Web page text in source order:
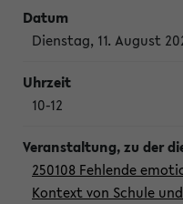
Dienstag, 11. August
10-12
250108 Fehlende
Kontext von Schule